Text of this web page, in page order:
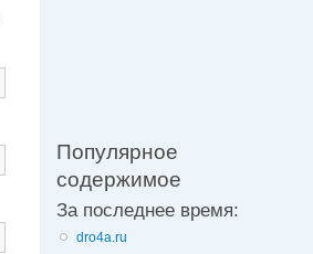
Популярное
содержимое
За последнее время:
dro4a.ru